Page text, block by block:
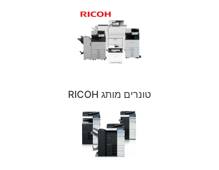
טונרים מותג RICOH